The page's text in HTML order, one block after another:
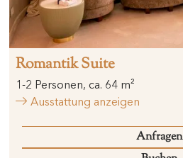
Romantik Suite
1-2 Personen, ca. 64 m²
Ausstattung anzeigen
Anfragen